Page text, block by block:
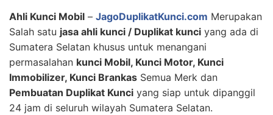
Ahli Kunci Mobil – JagoDuplikatKunci.com Merupakan
Salah satu jasa ahli kunci / Duplikat kunci yang ada di
Sumatera Selatan khusus untuk menangani
permasalahan kunci Mobil, Kunci Motor, Kunci
Immobilizer, Kunci Brankas Semua Merk dan
Pembuatan Duplikat Kunci yang siap untuk dipanggil
24 jam di seluruh wilayah Sumatera Selatan.